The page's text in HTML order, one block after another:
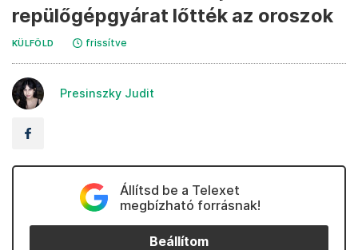
repülőgépgyárat lőtték az oroszok
KÜLFÖLD frissítve
Presinszky Judit
Állítsd be a Telexet
megbízható forrásnak!
Beállítom